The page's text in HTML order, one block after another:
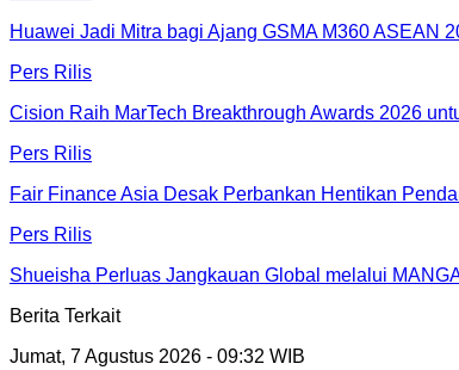
Huawei Jadi Mitra bagi Ajang GSMA M360 ASEAN
Pers Rilis
Cision Raih MarTech Breakthrough Awards 2026
Pers Rilis
Fair Finance Asia Desak Perbankan Hentikan
Pers Rilis
Shueisha Perluas Jangkauan Global melalui
Berita Terkait
Jumat, 7 Agustus 2026 - 09:32 WIB